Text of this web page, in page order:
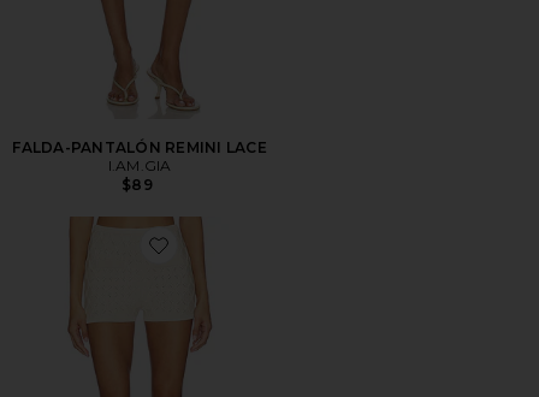
FALDA-PANTALÓN REMINI LACE
I.AM.GIA
$89
Favorite Rhea Short